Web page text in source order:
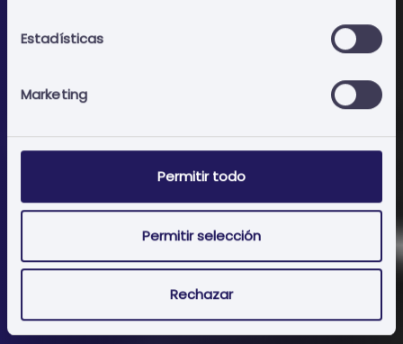
Estadísticas
Marketing
Permitir todo
Permitir selección
Rechazar